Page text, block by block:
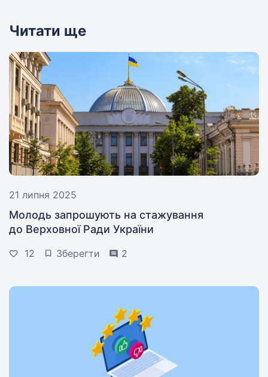
Читати ще
21 липня 2025
Молодь запрошують на стажування
до Верховної Ради України
12 Зберегти 2